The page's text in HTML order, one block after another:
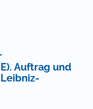
Auftrag und